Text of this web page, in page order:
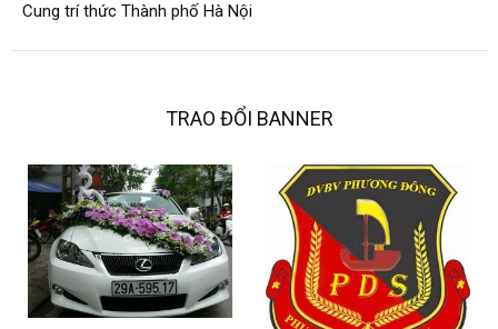
Cung trí thức Thành phố Hà Nội
TRAO ĐỔI BANNER